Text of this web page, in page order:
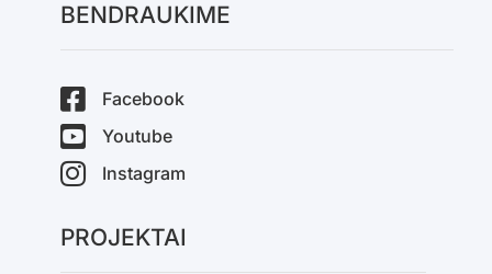
BENDRAUKIME
Facebook
Youtube
Instagram
PROJEKTAI